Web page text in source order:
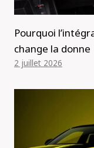
Pourquoi
change la donne
2 juillet 2026